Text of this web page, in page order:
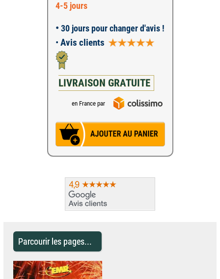
4-5 jours
• 30 jours pour changer d'avis !
• Avis clients
LIVRAISON GRATUITE
en France par
Parcourir les pages...